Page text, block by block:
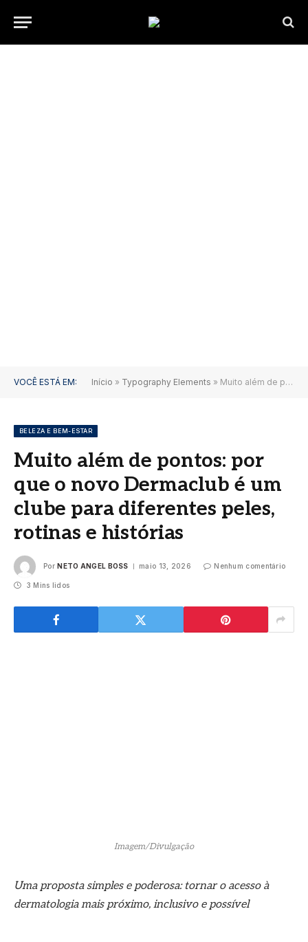
VOCÊ ESTÁ EM: Início » Typography Elements » Muito além de pontos: por que o novo Dermaclub é um clube para diferentes peles, rotinas e histórias
BELEZA E BEM-ESTAR
Muito além de pontos: por
que o novo Dermaclub é um
clube para diferentes peles,
rotinas e histórias
Por NETO ANGEL BOSS maio 13, 2026 Nenhum comentário
3 Mins lidos
Imagem/Divulgação
Uma proposta simples e poderosa: tornar o acesso à
dermatologia mais próximo, inclusivo e possível